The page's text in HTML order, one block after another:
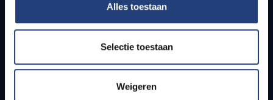
Alles toestaan
Selectie toestaan
Weigeren
Studenten
PhD-studenten
Leerkrachten en secundaire scholen